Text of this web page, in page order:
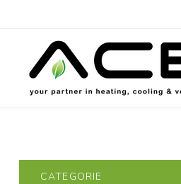
CATEGORIE